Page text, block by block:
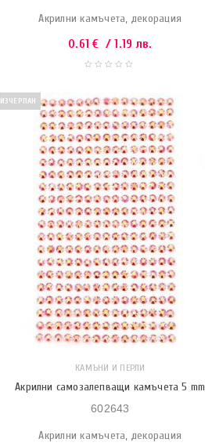
Акрилни камъчета, декорация
0.61€ / 1.19 лв.
ИЗЧЕРПАН
КАМЪНИ И ПЕРЛИ
Акрилни самозалепващи камъчета 5 mm
602643
Акрилни камъчета, декорация